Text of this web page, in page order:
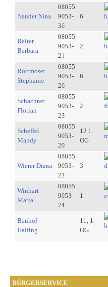
BÜRGERSERVICE
Naudet Nina
08055
9053-
36
6
Reiter
Barbara
08055
9053-
21
2
Rottmoser
Stephanie
08055
9053-
26
6
Schachner
Florian
08055
9053-
23
2
Scheffel
Mandy
08055
9053-
20
12 1.
OG
Wierer Diana
08055
9053-
22
3
Winhart
Maria
08055
9053-
24
1
Bauhof
Halfing
11, 1.
OG